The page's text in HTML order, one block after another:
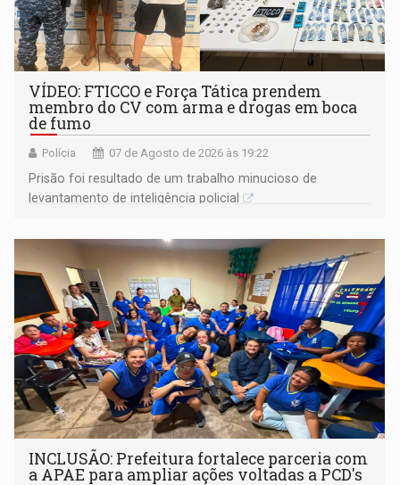
VÍDEO: FTICCO e Força Tática prendem
membro do CV com arma e drogas em boca
de fumo
Polícia 07 de Agosto de 2026 às 19:22
Prisão foi resultado de um trabalho minucioso de
levantamento de inteligência policial
INCLUSÃO: Prefeitura fortalece parceria com
a APAE para ampliar ações voltadas a PCD's